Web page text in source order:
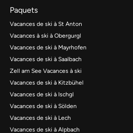
Paquets
Vacances de ski à St Anton
Vacances à ski à Obergurgl
Vacances de ski à Mayrhofen
Vacances de ski à Saalbach
Zell am See Vacances à ski
Vacances de ski à Kitzbühel
Vacances de ski à Ischgl
Vacances de ski à Sölden
Vacances de ski à Lech
Vacances de ski à Alpbach